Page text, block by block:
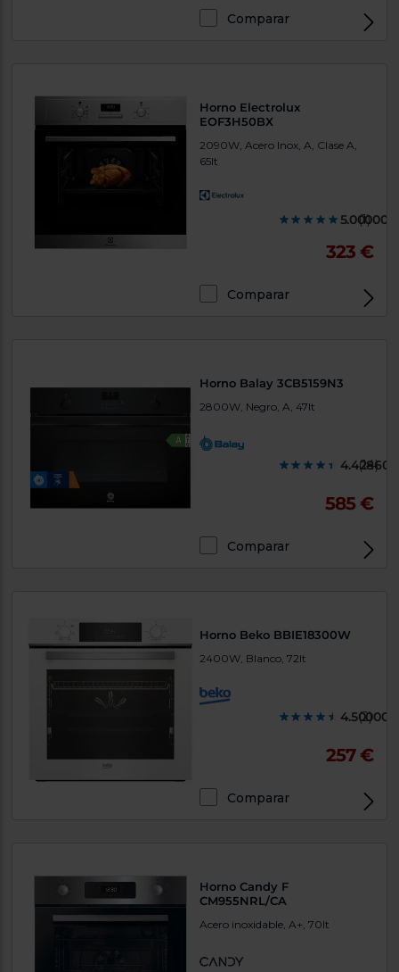
Comparar
Horno Electrolux
EOF3H50BX
2090W, Acero Inox, A, Clase A,
65lt
(1)
323 €
Comparar
Horno Balay 3CB5159N3
2800W, Negro, A, 47lt
(14)
585 €
Comparar
Horno Beko BBIE18300W
2400W, Blanco, 72lt
(2)
257 €
Comparar
Horno Candy F
CM955NRL/CA
Acero inoxidable, A+, 70lt